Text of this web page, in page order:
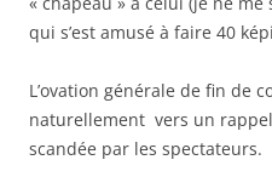
qui s’est amusé à faire 40
L’ovation générale de fin de
naturellement vers un
scandée par les spectateurs.